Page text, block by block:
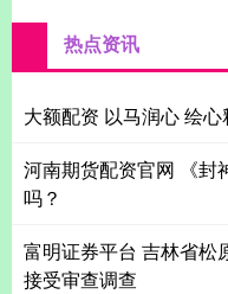
热点资讯
大额配资 以马润心 绘心
河南期货配资官网 《封
吗？
富明证券平台 吉林省松
接受审查调查